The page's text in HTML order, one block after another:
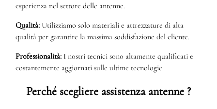
esperienza nel settore delle antenne.
Qualità: Utilizziamo solo materiali e attrezzature di alta
qualità per garantire la massima soddisfazione del cliente.
Professionalità: I nostri tecnici sono altamente qualificati e
costantemente aggiornati sulle ultime tecnologie.
Perché scegliere assistenza antenne ?